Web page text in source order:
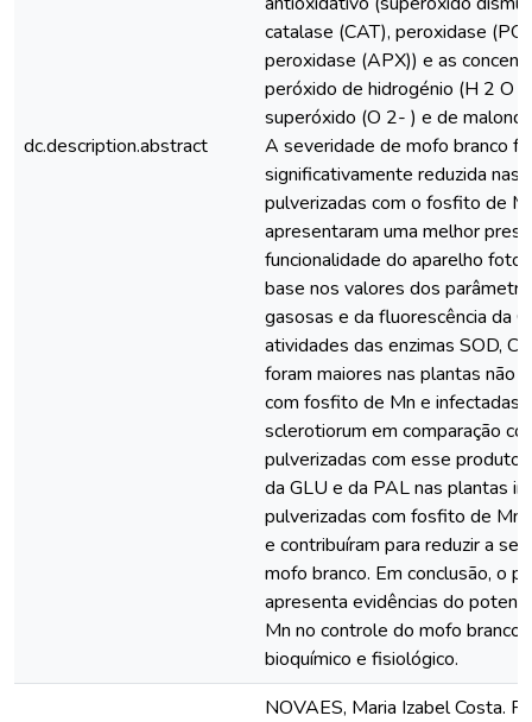
dc.description.abstract
catalase (CAT), peroxidase
peroxidase (APX)) e as
peróxido de hidrogénio (H 2 O
superóxido (O 2- ) e de
A severidade de mofo branco foi
significativamente reduzida nas
pulverizadas com o fosfito de
apresentaram uma melhor
funcionalidade do aparelho
base nos valores dos
gasosas e da fluorescência da
atividades das enzimas SOD,
foram maiores nas plantas não
com fosfito de Mn e infectadas
sclerotiorum em comparação
pulverizadas com esse
da GLU e da PAL nas plantas
pulverizadas com fosfito de Mn
e contribuíram para reduzir a
mofo branco. Em conclusão, o
apresenta evidências do
Mn no controle do mofo branco
bioquímico e fisiológico.
NOVAES, Maria Izabel Costa.